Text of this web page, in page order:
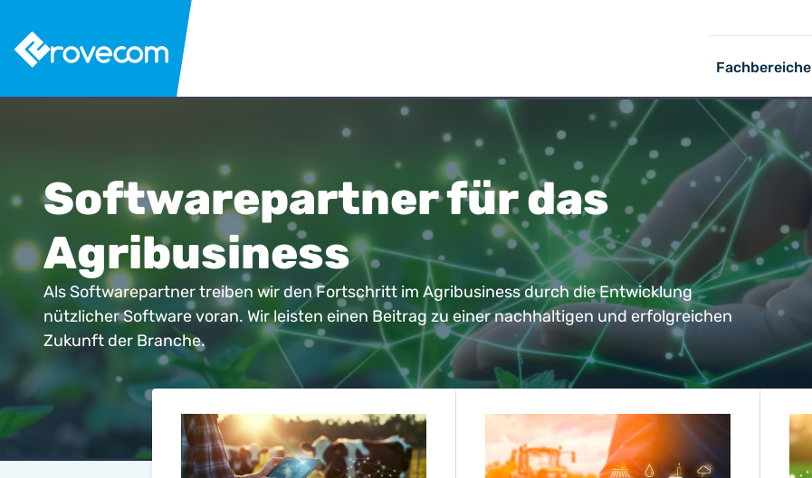
Fachbereiche
Softwarepartner für das
Agribusiness
Als Softwarepartner treiben wir den Fortschritt im Agribusiness durch die Entwicklung
nützlicher Software voran. Wir leisten einen Beitrag zu einer nachhaltigen und erfolgreichen
Zukunft der Branche.